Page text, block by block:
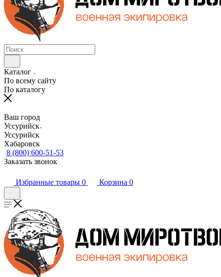
Каталог
По всему сайту
По каталогу
Ваш город
Уссурийск
Уссурийск
Хабаровск
8 (800) 600-51-53
Заказать звонок
Избранные товары 0 Корзина 0